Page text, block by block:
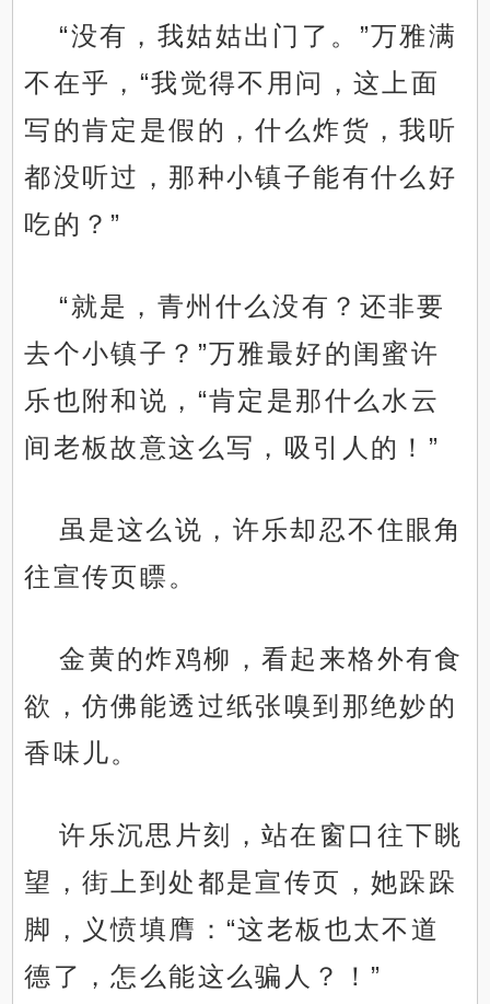
“没有，我姑姑出门了。”万雅满
不在乎，“我觉得不用问，这上面
写的肯定是假的，什么炸货，我听
都没听过，那种小镇子能有什么好
吃的？”
“就是，青州什么没有？还非要
去个小镇子？”万雅最好的闺蜜许
乐也附和说，“肯定是那什么水云
间老板故意这么写，吸引人的！”
虽是这么说，许乐却忍不住眼角
往宣传页瞟。
金黄的炸鸡柳，看起来格外有食
欲，仿佛能透过纸张嗅到那绝妙的
香味儿。
许乐沉思片刻，站在窗口往下眺
望，街上到处都是宣传页，她跺跺
脚，义愤填膺：“这老板也太不道
德了，怎么能这么骗人？！”